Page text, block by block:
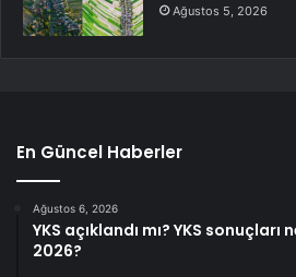
Ağustos 5, 2026
En Güncel Haberler
Ağustos 6, 2026
YKS açıklandı mı? YKS
2026?